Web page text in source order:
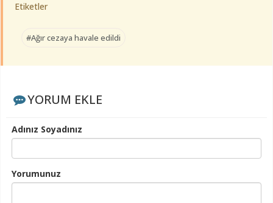
Etiketler
#Ağır cezaya havale edildi
YORUM EKLE
Adınız Soyadınız
Yorumunuz